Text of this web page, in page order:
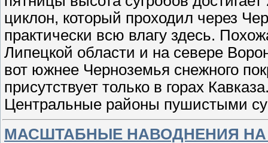
циклон, который проходил через
практически всю влагу здесь.
Липецкой области и на севере
вот южнее Черноземья снежного
присутствует только в горах
Центральные районы пушистыми
МАСШТАБНЫЕ НАВОДНЕНИЯ